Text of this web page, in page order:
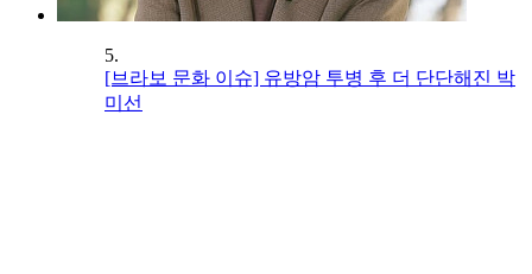
5.
[브라보 문화 이슈] 유방암 투병 후 더 단단해진 박
미선